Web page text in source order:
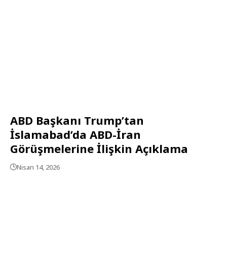
ABD Başkanı Trump’tan
İslamabad’da ABD-İran
Görüşmelerine İlişkin Açıklama
Nisan 14, 2026